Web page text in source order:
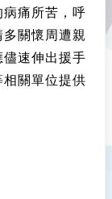
痛所苦，呼
關懷周遭親
速伸出援手
關單位提供